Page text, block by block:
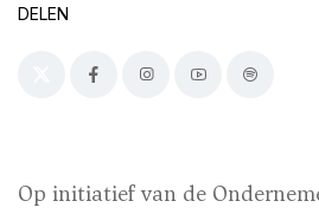
DELEN
Op initiatief van de